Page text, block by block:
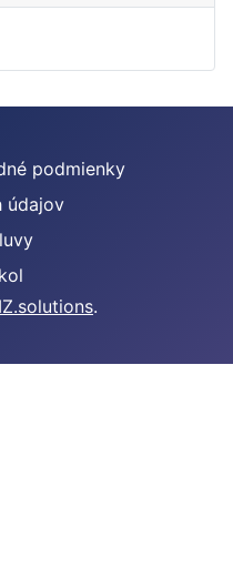
podmienky
údajov
.